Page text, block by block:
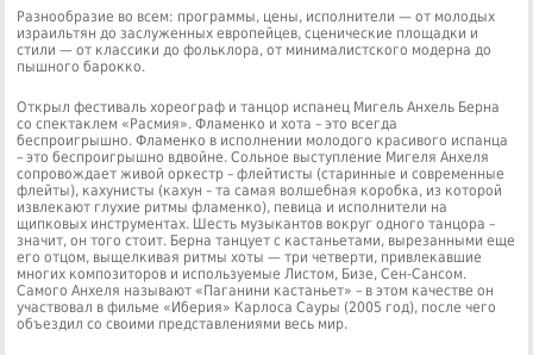
Разнообразие во всем: программы, цены, исполнители — от молодых
израильтян до заслуженных европейцев, сценические площадки и
стили — от классики до фольклора, от минималистского модерна до
пышного барокко.
Открыл фестиваль хореограф и танцор испанец Мигель Анхель Берна
со спектаклем «Расмия». Фламенко и хота – это всегда
беспроигрышно. Фламенко в исполнении молодого красивого испанца
– это беспроигрышно вдвойне. Сольное выступление Мигеля Анхеля
сопровождает живой оркестр – флейтисты (старинные и современные
флейты), кахунисты (кахун – та самая волшебная коробка, из которой
извлекают глухие ритмы фламенко), певица и исполнители на
щипковых инструментах. Шесть музыкантов вокруг одного танцора –
значит, он того стоит. Берна танцует с кастаньетами, вырезанными еще
его отцом, выщелкивая ритмы хоты — три четверти, привлекавшие
многих композиторов и используемые Листом, Бизе, Сен-Сансом.
Самого Анхеля называют «Паганини кастаньет» – в этом качестве он
участвовал в фильме «Иберия» Карлоса Сауры (2005 год), после чего
объездил со своими представлениями весь мир.